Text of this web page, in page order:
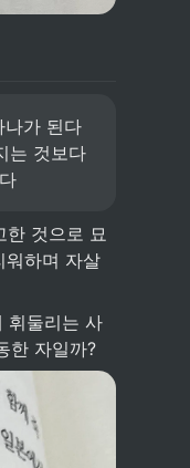
나가 된다
는 것보다
워하며 자살
한 자일까?